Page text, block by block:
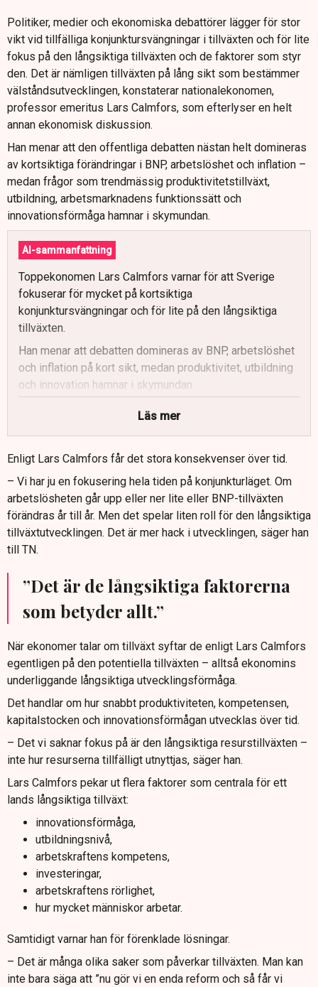
Politiker, medier och ekonomiska debattörer lägger för stor
vikt vid tillfälliga konjunktursvängningar i tillväxten och för lite
fokus på den långsiktiga tillväxten och de faktorer som styr
den. Det är nämligen tillväxten på lång sikt som bestämmer
välståndsutvecklingen, konstaterar nationalekonomen,
professor emeritus Lars Calmfors, som efterlyser en helt
annan ekonomisk diskussion.
Han menar att den offentliga debatten nästan helt domineras
av kortsiktiga förändringar i BNP, arbetslöshet och inflation –
medan frågor som trendmässig produktivitetstillväxt,
utbildning, arbetsmarknadens funktionssätt och
innovationsförmåga hamnar i skymundan.
AI-sammanfattning
Toppekonomen Lars Calmfors varnar för att Sverige
fokuserar för mycket på kortsiktiga
konjunktursvängningar och för lite på den långsiktiga
tillväxten.
Han menar att debatten domineras av BNP, arbetslöshet
och inflation på kort sikt, medan produktivitet, utbildning
och innovation hamnar i skymundan.
Calmfors föreslår bland annat sänkta marginalskatter för
Han vill också reformera bostadsmarknaden och stegvis
avreglera hyresregleringen för att öka arbetskraftens
rörlighet.
Fler bör snabbare ut i arbetslivet genom tidigare
studiestart, kortare studietider, studiemedelsbonus och
bättre matchning mellan utbildning och arbetsmarknad.
Calmfors vill införa ett svenskt tillväxtmål för att skapa
politiskt tryck på reformer och är kritisk mot mediernas
fokus på kortsiktiga ekonominyheter.
Läs mer
Enligt Lars Calmfors får det stora konsekvenser över tid.
– Vi har ju en fokusering hela tiden på konjunkturläget. Om
arbetslösheten går upp eller ner lite eller BNP-tillväxten
förändras år till år. Men det spelar liten roll för den långsiktiga
tillväxtutvecklingen. Det är mer hack i utvecklingen, säger han
till TN.
”Det är de långsiktiga faktorerna
som betyder allt.”
När ekonomer talar om tillväxt syftar de enligt Lars Calmfors
egentligen på den potentiella tillväxten – alltså ekonomins
underliggande långsiktiga utvecklingsförmåga.
Det handlar om hur snabbt produktiviteten, kompetensen,
kapitalstocken och innovationsförmågan utvecklas över tid.
– Det vi saknar fokus på är den långsiktiga resurstillväxten –
inte hur resurserna tillfälligt utnyttjas, säger han.
Lars Calmfors pekar ut flera faktorer som centrala för ett
lands långsiktiga tillväxt:
innovationsförmåga,
utbildningsnivå,
arbetskraftens kompetens,
investeringar,
arbetskraftens rörlighet,
hur mycket människor arbetar.
Samtidigt varnar han för förenklade lösningar.
– Det är många olika saker som påverkar tillväxten. Man kan
inte bara säga att ”nu gör vi en enda reform och så får vi